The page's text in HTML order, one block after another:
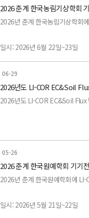
-LAI-2200C (엽면적 지수 측정기)
-LI-3000C (휴대용 엽면적 측정기)
-LI-1500 / LI-250A (광 데이터로거 /
-LI-190R / 200R / 210R (퀀텀센서
-LI-7810 (CH4 / CO2 / H2O 분석기
전시품목:
-LI-7810 (CH4 /CO2 / H2O 분석기
-LI-720 (탄소 플럭스 분석기)
-Eddy Covariance System
2026 춘계 한국농림기상학회
2026년 춘계 한국농림기상학회
일시: 2026년 6월 22일~23일
장소: 양재aT센터
전시품목:
-8200-01S (휴대용 토양 플럭스 스마
-LI-8250 (멀티플렉서)
-LI-7810 (CH4 /CO2 / H2O 분석기
2026년도 LI-COR EC&Soil
2026년도 LI-COR EC&Soil
이번 워크숍은 LI-COR 본사의 전
장비의 기본적인 사용법을 숙지
06-29
2026 춘계 한국원예학회 기기
2026년 춘계 한국원예학회에 LI-
일시: 2026년 5월 21일~22일
05-26